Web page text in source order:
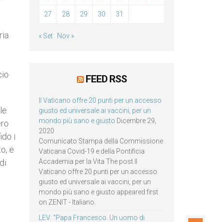
i
e
27 28 29 30 31
« Set Nov »
FEED RSS
Il Vaticano offre 20 punti per un accesso
giusto ed universale ai vaccini, per un
mondo più sano e giusto Dicembre 29,
2020
Comunicato Stampa della Commissione
Vaticana Covid-19 e della Pontificia
Accademia per la Vita The post Il
Vaticano offre 20 punti per un accesso
giusto ed universale ai vaccini, per un
mondo più sano e giusto appeared first
on ZENIT - Italiano.
LEV: “Papa Francesco. Un uomo di